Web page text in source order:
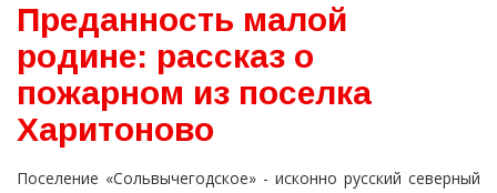
Преданность малой
родине: рассказ о
пожарном из поселка
Харитоново
Поселение «Сольвычегодское» - исконно русский северный